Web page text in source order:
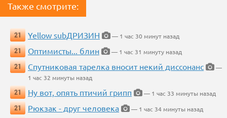
Также смотрите:
21 Yellow subДРИЗИН
— 1 час 30 минут назад
21
Оптимисты... блин
— 1 час 31 минуту назад
21
Спутниковая тарелка вносит некий диссонанс
—
1 час 32 минуты назад
21
Ну вот, опять птичий грипп
— 1 час 33 минуты назад
21
Рюкзак - друг человека
— 1 час 34 минуты назад